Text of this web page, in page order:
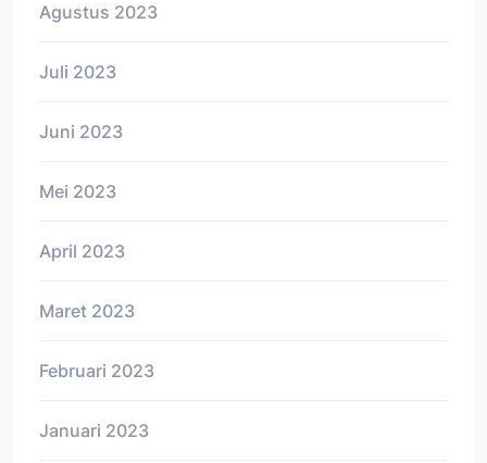
Agustus 2023
Juli 2023
Juni 2023
Mei 2023
April 2023
Maret 2023
Februari 2023
Januari 2023